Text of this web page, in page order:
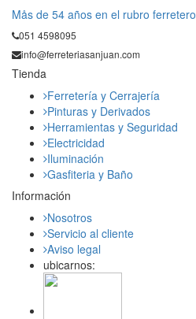
Mås de 54 años en el rubro ferretero
051 4598095
info@ferreteriasanjuan.com
Tienda
Ferretería y Cerrajería
Pinturas y Derivados
Herramientas y Seguridad
Electricidad
Iluminación
Gasfiteria y Baño
Información
Nosotros
Servicio al cliente
Aviso legal
ubicarnos: